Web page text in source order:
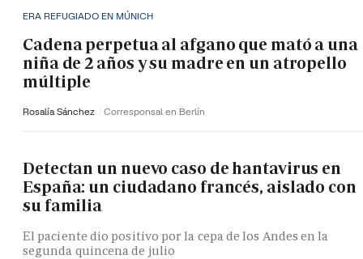
ERA REFUGIADO EN MÚNICH
Cadena perpetua al afgano que mató a una
niña de 2 años y su madre en un atropello
múltiple
Rosalía Sánchez Corresponsal en Berlín
Detectan un nuevo caso de hantavirus en
España: un ciudadano francés, aislado con
su familia
El paciente dio positivo por la cepa de los Andes en la
segunda quincena de julio